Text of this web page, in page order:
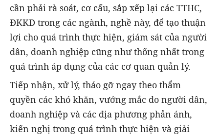
cần phải rà soát, cơ cấu, sắp xếp lại các TTHC,
ĐKKD trong các ngành, nghề này, để tạo thuận
lợi cho quá trình thực hiện, giám sát của người
dân, doanh nghiệp cũng như thống nhất trong
quá trình áp dụng của các cơ quan quản lý.
Tiếp nhận, xử lý, tháo gỡ ngay theo thẩm
quyền các khó khăn, vướng mắc do người dân,
doanh nghiệp và các địa phương phản ánh,
kiến nghị trong quá trình thực hiện và giải